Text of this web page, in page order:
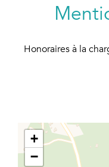
Honoraires à la
+
−